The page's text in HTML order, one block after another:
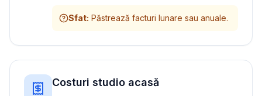
Sfat: Păstrează facturi lunare sau anuale.
Costuri studio acasă